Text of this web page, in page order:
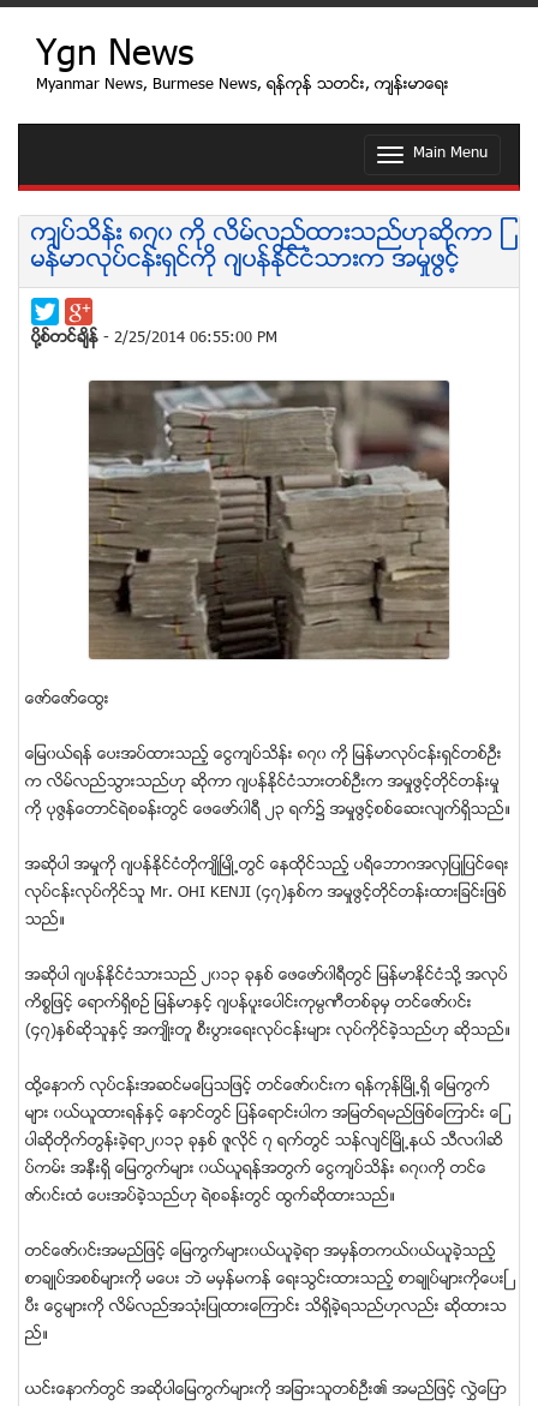
Ygn News
Myanmar News, Burmese News, ရန္ကုန္ သတင္း, က်န္းမာေရး
T
g
l
e
n
a
t
i
n
Main Menu
က်ပ္သိန္း ၈၇၀ ကို လိမ္လည္ထားသည္ဟုဆိုကာ ျ
မန္မာလုပ္ငန္းရွင္ကုိ ဂ်ပန္ႏိုင္ငံသားက အမႈဖြင့္
ပုိ႔စ္တင္ခ်ိန္ - 2/25/2014 06:55:00 PM
ေဇာ္ေဇာ္ေထြး
ေျမ၀ယ္ရန္ ေပးအပ္ထားသည့္ ေငြက်ပ္သိန္း ၈၇၀ ကို ျမန္မာလုပ္ငန္းရွင္တစ္ဦး
က လိမ္လည္သြားသည္ဟု ဆုိကာ ဂ်ပန္ႏိုင္ငံသားတစ္ဦးက အမႈဖြင့္တိုင္တန္းမႈ
ကို ပုဇြန္ေတာင္ရဲစခန္းတြင္ ေဖေဖာ္၀ါရီ ၂၃ ရက္၌ အမႈဖြင့္စစ္ေဆးလ်က္ရွိသည္။
အဆိုပါ အမႈကို ဂ်ပန္ႏိုင္ငံတိုက်ဳိၿမဳိ႕တြင္ ေနထိုင္သည့္ ပရိေဘာဂအလွျပဳျပင္ေရး
လုပ္ငန္းလုပ္ကိုင္သူ Mr. OHI KENJI (၄၇)ႏွစ္က အမႈဖြင့္တုိင္တန္းထားျခင္းျဖစ္
သည္။
အဆုိပါ ဂ်ပန္ႏုိင္ငံသားသည္ ၂၀၁၃ ခုႏွစ္ ေဖေဖာ္၀ါရီတြင္ ျမန္မာႏိုင္ငံသို႔ အလုပ္
ကိစၥျဖင့္ ေရာက္ရွိစဥ္ ျမန္မာႏွင့္ ဂ်ပန္ပူးေပါင္းကုမၸဏီတစ္ခုမွ တင္ေဇာ္၀င္း
(၄၇)ႏွစ္ဆိုသူႏွင့္ အက်ဳိးတူ စီးပြားေရးလုပ္ငန္းမ်ား လုပ္ကိုင္ခဲ့သည္ဟု ဆုိသည္။
ထို႔ေနာက္ လုပ္ငန္းအဆင္မေျပသျဖင့္ တင္ေဇာ္၀င္းက ရန္ကုန္ၿမိဳ႕ရွိ ေျမကြက္
မ်ား ၀ယ္ယူထားရန္ႏွင့္ ေနာင္တြင္ ျပန္ေရာင္းပါက အျမတ္ရမည္ျဖစ္ေၾကာင္း ေျ
ပာဆိုတိုက္တြန္းခဲ့ရာ၂၀၁၃ ခုႏွစ္ ဇူလိုင္ ၇ ရက္တြင္ သန္လ်င္ၿမိဳ႕နယ္ သီလ၀ါဆိ
ပ္ကမ္း အနီးရွိ ေျမကြက္မ်ား ၀ယ္ယူရန္အတြက္ ေငြက်ပ္သိန္း ၈၇၀ကို တင္ေ
ဇာ္၀င္းထံ ေပးအပ္ခဲ့သည္ဟု ရဲစခန္းတြင္ ထြက္ဆုိထားသည္။
တင္ေဇာ္၀င္းအမည္ျဖင့္ ေျမကြက္မ်ား၀ယ္ယူခဲ့ရာ အမွန္တကယ္၀ယ္ယူခဲ့သည့္
စာခ်ဳပ္အစစ္မ်ားကုိ မေပး ဘဲ မမွန္မကန္ ေရးသြင္းထားသည့္ စာခ်ဳပ္မ်ားကိုေပးၿ
ပီး ေငြမ်ားကို လိမ္လည္အသံုးျပဳထားေၾကာင္း သိရွိခဲ့ရသည္ဟုလည္း ဆိုထားသ
ည္။
ယင္းေနာက္တြင္ အဆိုပါေျမကြက္မ်ားကို အျခားသူတစ္ဦး၏ အမည္ျဖင့္ လႊဲေျပာ